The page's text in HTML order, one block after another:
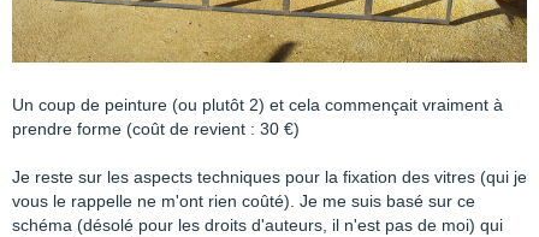
Un coup de peinture (ou plutôt 2) et cela commençait vraiment à
prendre forme (coût de revient : 30 €)
Je reste sur les aspects techniques pour la fixation des vitres (qui je
vous le rappelle ne m'ont rien coûté). Je me suis basé sur ce
schéma (désolé pour les droits d'auteurs, il n'est pas de moi) qui